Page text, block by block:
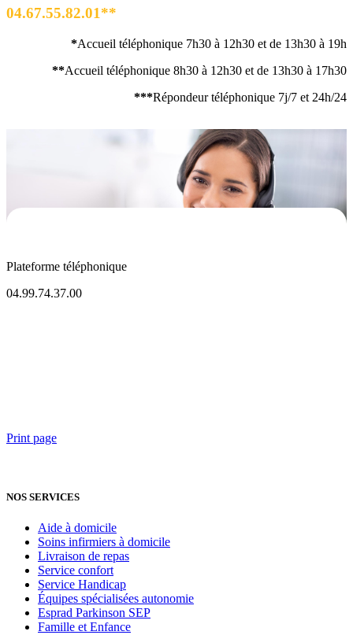
04.67.55.82.01**
*Accueil téléphonique 7h30 à 12h30 et de 13h30 à 19h
**Accueil téléphonique 8h30 à 12h30 et de 13h30 à 17h30
***Répondeur téléphonique 7j/7 et 24h/24
Plateforme téléphonique
04.99.74.37.00
Print page
NOS SERVICES
Aide à domicile
Soins infirmiers à domicile
Livraison de repas
Service confort
Service Handicap
Équipes spécialisées autonomie
Esprad Parkinson SEP
Famille et Enfance